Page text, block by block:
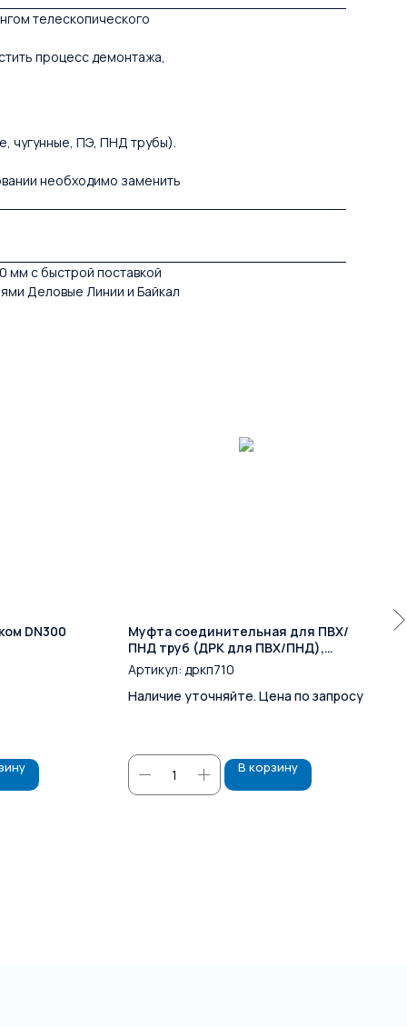
телескопического
процесс демонтажа,
чугунные, ПЭ, ПНД трубы).
необходимо заменить
мм с быстрой поставкой
Деловые Линии и Байкал
DN300
Муфта соединительная для ПВХ/
ПНД труб (ДРК для ПВХ/ПНД),
большие диаметры DN700 (710)
PN10/16
Артикул: дркп710
Наличие уточняйте. Цена по запросу
В корзину